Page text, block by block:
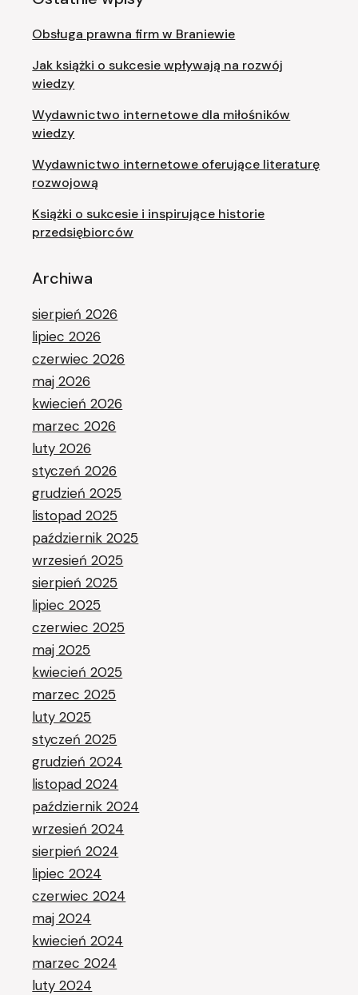
Obsługa prawna firm w Braniewie
Jak książki o sukcesie wpływają na rozwój
wiedzy
Wydawnictwo internetowe dla miłośników
wiedzy
Wydawnictwo internetowe oferujące literaturę
rozwojową
Książki o sukcesie i inspirujące historie
przedsiębiorców
Archiwa
sierpień 2026
lipiec 2026
czerwiec 2026
maj 2026
kwiecień 2026
marzec 2026
luty 2026
styczeń 2026
grudzień 2025
listopad 2025
październik 2025
wrzesień 2025
sierpień 2025
lipiec 2025
czerwiec 2025
maj 2025
kwiecień 2025
marzec 2025
luty 2025
styczeń 2025
grudzień 2024
listopad 2024
październik 2024
wrzesień 2024
sierpień 2024
lipiec 2024
czerwiec 2024
maj 2024
kwiecień 2024
marzec 2024
luty 2024